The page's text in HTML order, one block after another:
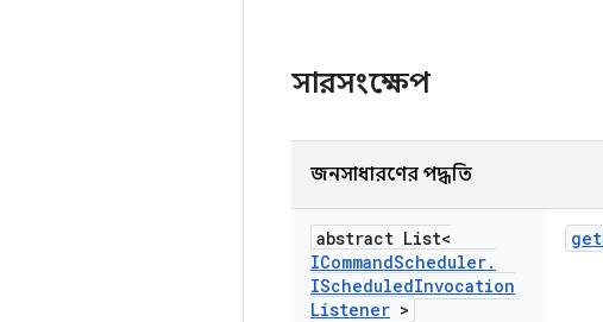
সারসংক্ষেপ
জনসাধারণের পদ্ধতি
abstract List<
ICommandScheduler.
IScheduledInvocation
Listener >
get